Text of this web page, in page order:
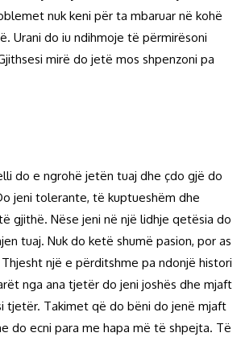
nuk keni për ta mbaruar në kohë
Urani do iu ndihmoje të përmirësoni
mirë do jetë mos shpenzoni pa
do e ngrohë jetën tuaj dhe çdo gjë do
jeni tolerante, të kuptueshëm dhe
gjithë. Nëse jeni në një lidhje qetësia do
tuaj. Nuk do ketë shumë pasion, por as
një e përditshme pa ndonjë histori
nga ana tjetër do jeni joshës dhe mjaft
tjetër. Takimet që do bëni do jenë mjaft
do ecni para me hapa më të shpejta. Të